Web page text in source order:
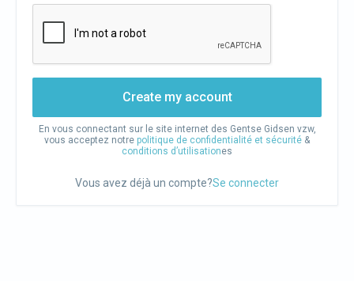
Create my account
En vous connectant sur le site internet des Gentse Gidsen vzw,
vous acceptez notre politique de confidentialité et sécurité &
conditions d’utilisationes
Vous avez déjà un compte?Se connecter